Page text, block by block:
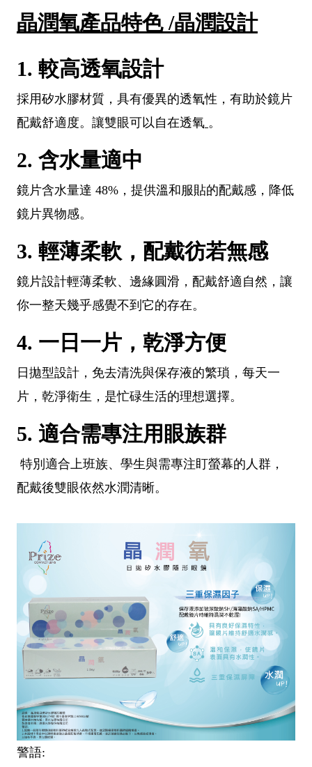
晶潤氧產品特色 /晶潤設計
1. 較高透氧設計
採用矽水膠材質，具有優異的透氧性，有助於鏡片
配戴舒適度。讓雙眼可以自在透氧 。
2. 含水量適中
鏡片含水量達 48%，提供溫和服貼的配戴感，降低
鏡片異物感。
3. 輕薄柔軟，配戴彷若無感
鏡片設計輕薄柔軟、邊緣圓滑，配戴舒適自然，讓
你一整天幾乎感覺不到它的存在。
4. 一日一片，乾淨方便
日拋型設計，免去清洗與保存液的繁瑣，每天一
片，乾淨衛生，是忙碌生活的理想選擇。
5. 適合需專注用眼族群
特別適合上班族、學生與需專注盯螢幕的人群，
配戴後雙眼依然水潤清晰。
警語: